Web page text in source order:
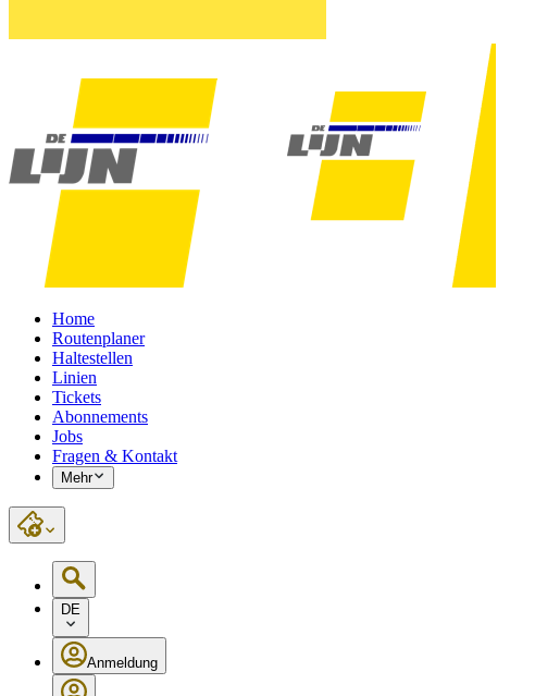
Home
Routenplaner
Haltestellen
Linien
Tickets
Abonnements
Jobs
Fragen & Kontakt
Mehr
DE
Anmeldung